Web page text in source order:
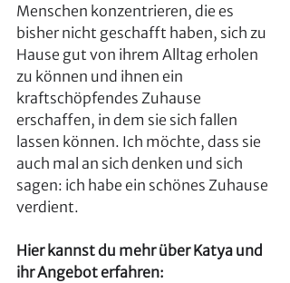
Menschen konzentrieren, die es
bisher nicht geschafft haben, sich zu
Hause gut von ihrem Alltag erholen
zu können und ihnen ein
kraftschöpfendes Zuhause
erschaffen, in dem sie sich fallen
lassen können. Ich möchte, dass sie
auch mal an sich denken und sich
sagen: ich habe ein schönes Zuhause
verdient.
Hier kannst du mehr über Katya und
ihr Angebot erfahren: